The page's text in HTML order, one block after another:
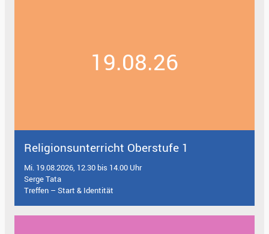
19.08.26
Religionsunterricht Oberstufe 1
Mi. 19.08.2026, 12.30 bis 14.00 Uhr
Serge Tata
Treffen – Start & Identität